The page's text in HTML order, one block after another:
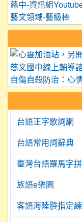
慈中-資訊組
藝文領域-藝級棒
慈文國中線上輔導
自傷自殺防治：心
台語正字歌詞網
台語常用詞辭典
臺灣台語羅馬字
族語e樂園
客語海陸腔指定